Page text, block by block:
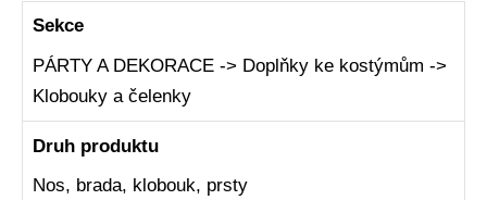
Sekce
PÁRTY A DEKORACE -> Doplňky ke kostýmům ->
Klobouky a čelenky
Druh produktu
Nos, brada, klobouk, prsty